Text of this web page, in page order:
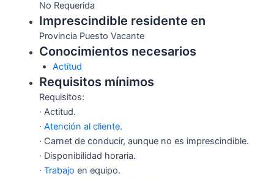
No Requerida
Imprescindible residente en
Provincia Puesto Vacante
Conocimientos necesarios
Actitud
Requisitos mínimos
Requisitos:
· Actitud.
· Atención al cliente.
· Carnet de conducir, aunque no es imprescindible.
· Disponibilidad horaria.
· Trabajo en equipo.